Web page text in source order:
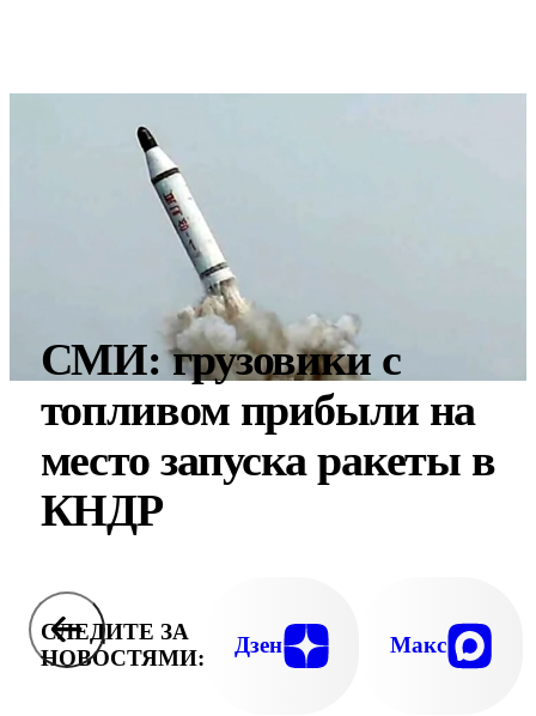
СМИ: грузовики с
топливом прибыли на
место запуска ракеты в
КНДР
СЛЕДИТЕ ЗА
НОВОСТЯМИ:
Дзен Макс